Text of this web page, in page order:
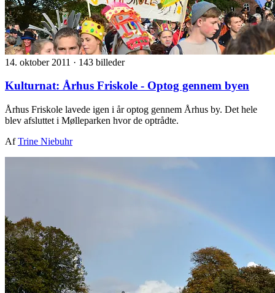
14. oktober 2011 · 143 billeder
Kulturnat: Århus Friskole - Optog gennem byen
Århus Friskole lavede igen i år optog gennem Århus by. Det hele
blev afsluttet i Mølleparken hvor de optrådte.
AfTrine Niebuhr